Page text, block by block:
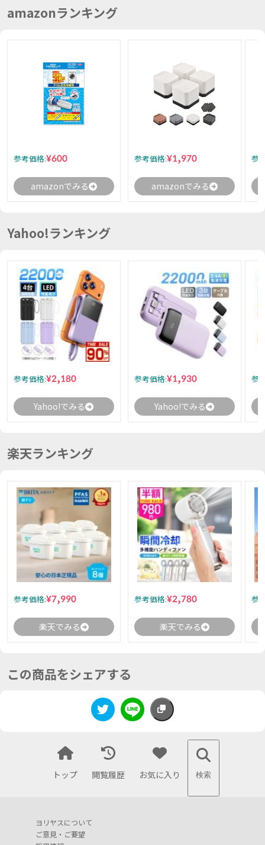
amazonランキング
参考価格:¥600
amazonでみる
参考価格:¥1,970
amazonでみる
参
Yahoo!ランキング
参考価格:¥2,180
Yahoo!でみる
参考価格:¥1,930
Yahoo!でみる
参
楽天ランキング
参考価格:¥7,990
楽天でみる
参考価格:¥2,780
楽天でみる
参
この商品をシェアする
トップ 閲覧履歴 お気に入り 検索
ヨリヤスについて
ご意見・ご要望